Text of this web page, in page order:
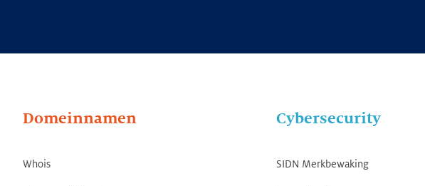
Domeinnamen
Whois
Cybersecurity
SIDN Merkbewaking